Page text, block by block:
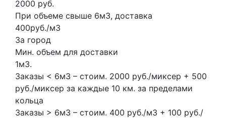
2000 руб.
При объеме свыше 6м3, доставка
400руб./м3
За город
Мин. объем для доставки
1м3.
Заказы < 6м3 – стоим. 2000 руб./миксер + 500
руб./миксер за каждые 10 км. за пределами
кольца
Заказы > 6м3 – стоим. 400 руб./м3 + 100 руб./